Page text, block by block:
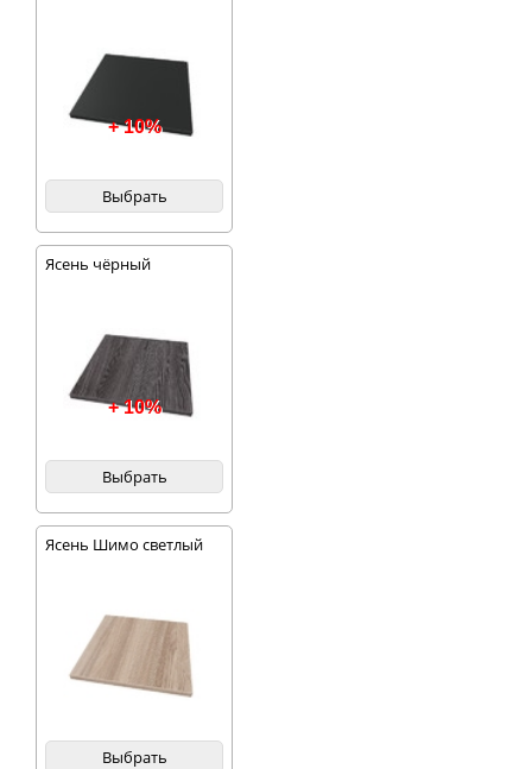
+ 10%
Выбрать
Ясень чёрный
+ 10%
Выбрать
Ясень Шимо светлый
Выбрать